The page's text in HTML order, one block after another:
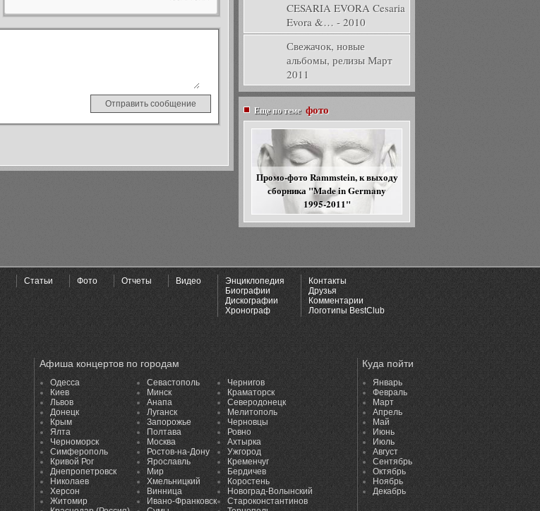
CESARIA EVORA Cesaria
Evora &… - 2010
Свежачок, новые
альбомы, релизы Март
2011
Еще по теме фото
Промо-фото Rammstein, к выходу
сборника "Made in Germany
1995-2011"
Статьи Фото Отчеты Видео
Энциклопедия
Биографии
Дискографии
Хронограф
Контакты
Друзья
Комментарии
Логотипы BestClub
Афиша концертов по городам
Одесса
Киев
Львов
Донецк
Крым
Ялта
Черноморск
Симферополь
Кривой Рог
Днепропетровск
Николаев
Херсон
Житомир
Севастополь
Минск
Анапа
Луганск
Запорожье
Полтава
Москва
Ростов-на-Дону
Ярославль
Мир
Хмельницкий
Винница
Ивано-Франковск
Чернигов
Краматорск
Северодонецк
Мелитополь
Черновцы
Ровно
Ахтырка
Ужгород
Кременчуг
Бердичев
Коростень
Новоград-Волынский
Староконстантинов
Куда пойти
Январь
Февраль
Март
Апрель
Май
Июнь
Июль
Август
Сентябрь
Октябрь
Ноябрь
Декабрь